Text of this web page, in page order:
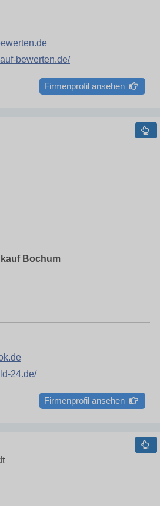
bewerten.de/
Firmenprofil ansehen
Bochum
24.de/
Firmenprofil ansehen